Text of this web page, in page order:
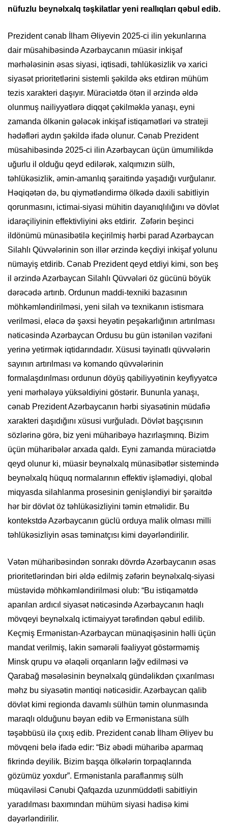
nüfuzlu beynəlxalq təşkilatlar yeni reallıqları qəbul edib.
Prezident cənab İlham Əliyevin 2025-ci ilin yekunlarına
dair müsahibəsində Azərbaycanın müasir inkişaf
mərhələsinin əsas siyasi, iqtisadi, təhlükəsizlik və xarici
siyasət prioritetlərini sistemli şəkildə əks etdirən mühüm
tezis xarakteri daşıyır. Müraciətdə ötən il ərzində əldə
olunmuş nailiyyətlərə diqqət çəkilməklə yanaşı, eyni
zamanda ölkənin gələcək inkişaf istiqamətləri və strateji
hədəfləri aydın şəkildə ifadə olunur. Cənab Prezident
müsahibəsində 2025-ci ilin Azərbaycan üçün ümumilikdə
uğurlu il olduğu qeyd edilərək, xalqımızın sülh,
təhlükəsizlik, əmin-amanlıq şəraitində yaşadığı vurğulanır.
Həqiqətən də, bu qiymətləndirmə ölkədə daxili sabitliyin
qorunmasını, ictimai-siyasi mühitin dayanıqlılığını və dövlət
idarəçiliyinin effektivliyini əks etdirir. Zəfərin beşinci
ildönümü münasibətilə keçirilmiş hərbi parad Azərbaycan
Silahlı Qüvvələrinin son illər ərzində keçdiyi inkişaf yolunu
nümayiş etdirib. Cənab Prezident qeyd etdiyi kimi, son beş
il ərzində Azərbaycan Silahlı Qüvvələri öz gücünü böyük
dərəcədə artırıb. Ordunun maddi-texniki bazasının
möhkəmləndirilməsi, yeni silah və texnikanın istismara
verilməsi, eləcə də şəxsi heyətin peşəkarlığının artırılması
nəticəsində Azərbaycan Ordusu bu gün istənilən vəzifəni
yerinə yetirmək iqtidarındadır. Xüsusi təyinatlı qüvvələrin
sayının artırılması və komando qüvvələrinin
formalaşdırılması ordunun döyüş qabiliyyətinin keyfiyyətcə
yeni mərhələyə yüksəldiyini göstərir. Bununla yanaşı,
cənab Prezident Azərbaycanın hərbi siyasətinin müdafiə
xarakteri daşıdığını xüsusi vurğuladı. Dövlət başçısının
sözlərinə görə, biz yeni müharibəyə hazırlaşmırıq. Bizim
üçün müharibələr arxada qaldı. Eyni zamanda müraciətdə
qeyd olunur ki, müasir beynəlxalq münasibətlər sistemində
beynəlxalq hüquq normalarının effektiv işləmədiyi, qlobal
miqyasda silahlanma prosesinin genişləndiyi bir şəraitdə
hər bir dövlət öz təhlükəsizliyini təmin etməlidir. Bu
kontekstdə Azərbaycanın güclü orduya malik olması milli
təhlükəsizliyin əsas təminatçısı kimi dəyərləndirilir.
Vətən müharibəsindən sonrakı dövrdə Azərbaycanın əsas
prioritetlərindən biri əldə edilmiş zəfərin beynəlxalq-siyasi
müstəvidə möhkəmləndirilməsi olub: “Bu istiqamətdə
aparılan ardıcıl siyasət nəticəsində Azərbaycanın haqlı
mövqeyi beynəlxalq ictimaiyyət tərəfindən qəbul edilib.
Keçmiş Ermənistan-Azərbaycan münaqişəsinin həlli üçün
mandat verilmiş, lakin səmərəli fəaliyyət göstərməmiş
Minsk qrupu və əlaqəli orqanların ləğv edilməsi və
Qarabağ məsələsinin beynəlxalq gündəlikdən çıxarılması
məhz bu siyasətin məntiqi nəticəsidir. Azərbaycan qalib
dövlət kimi regionda davamlı sülhün təmin olunmasında
maraqlı olduğunu bəyan edib və Ermənistana sülh
təşəbbüsü ilə çıxış edib. Prezident cənab İlham Əliyev bu
mövqeni belə ifadə edir: “Biz əbədi müharibə aparmaq
fikrində deyilik. Bizim başqa ölkələrin torpaqlarında
gözümüz yoxdur”. Ermənistanla paraflanmış sülh
müqaviləsi Cənubi Qafqazda uzunmüddətli sabitliyin
yaradılması baxımından mühüm siyasi hadisə kimi
dəyərləndirilir.